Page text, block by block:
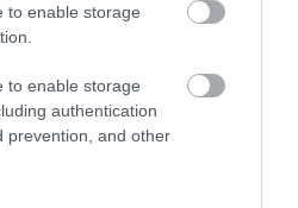
to enable storage
to enable storage
authentication
prevention, and other
την παρουσία
γεωγραφική περιοχή».